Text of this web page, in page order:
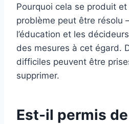
Pourquoi cela se produit
problème peut être résolu
l’éducation et les
des mesures à cet égard.
difficiles peuvent être
supprimer.
Est-il permis